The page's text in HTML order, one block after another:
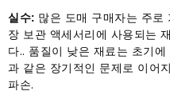
실수: 많은 도매 구매자는 주
장 보관 액세서리에 사용되는
다.. 품질이 낮은 재료는 초기
과 같은 장기적인 문제로 이어
파손.